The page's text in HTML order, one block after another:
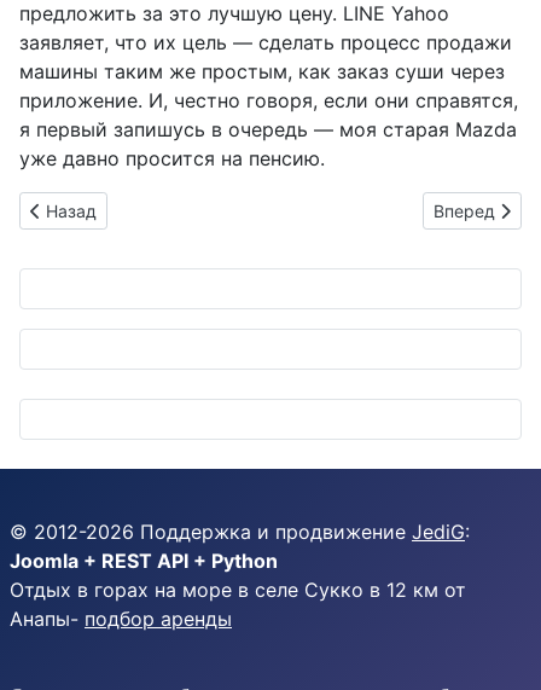
предложить за это лучшую цену. LINE Yahoo
заявляет, что их цель — сделать процесс продажи
машины таким же простым, как заказ суши через
приложение. И, честно говоря, если они справятся,
я первый запишусь в очередь — моя старая Mazda
уже давно просится на пенсию.
Предыдущий: Электрическая революция по-индийски:
Назад Следующий:
Вперед
© 2012-2026 Поддержка и продвижение JediG:
Joomla + REST API + Python
Отдых в горах на море в селе Сукко в 12 км от
Анапы- подбор аренды